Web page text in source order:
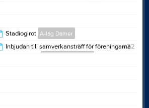
Stadiogirot A-lag Damer
v.22
Inbjudan till samverkansträff för föreningarna